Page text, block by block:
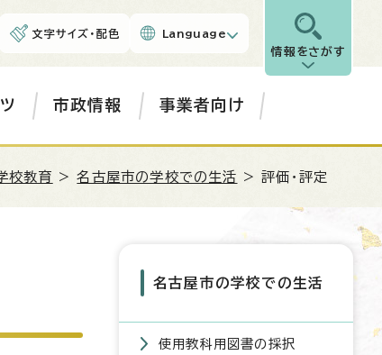
文字サイズ・配色 Language
情報をさがす
市政情報 事業者向け
校教育 >名古屋市の学校での生活 > 評価・評定
名古屋市の学校での生活
使用教科用図書の採択